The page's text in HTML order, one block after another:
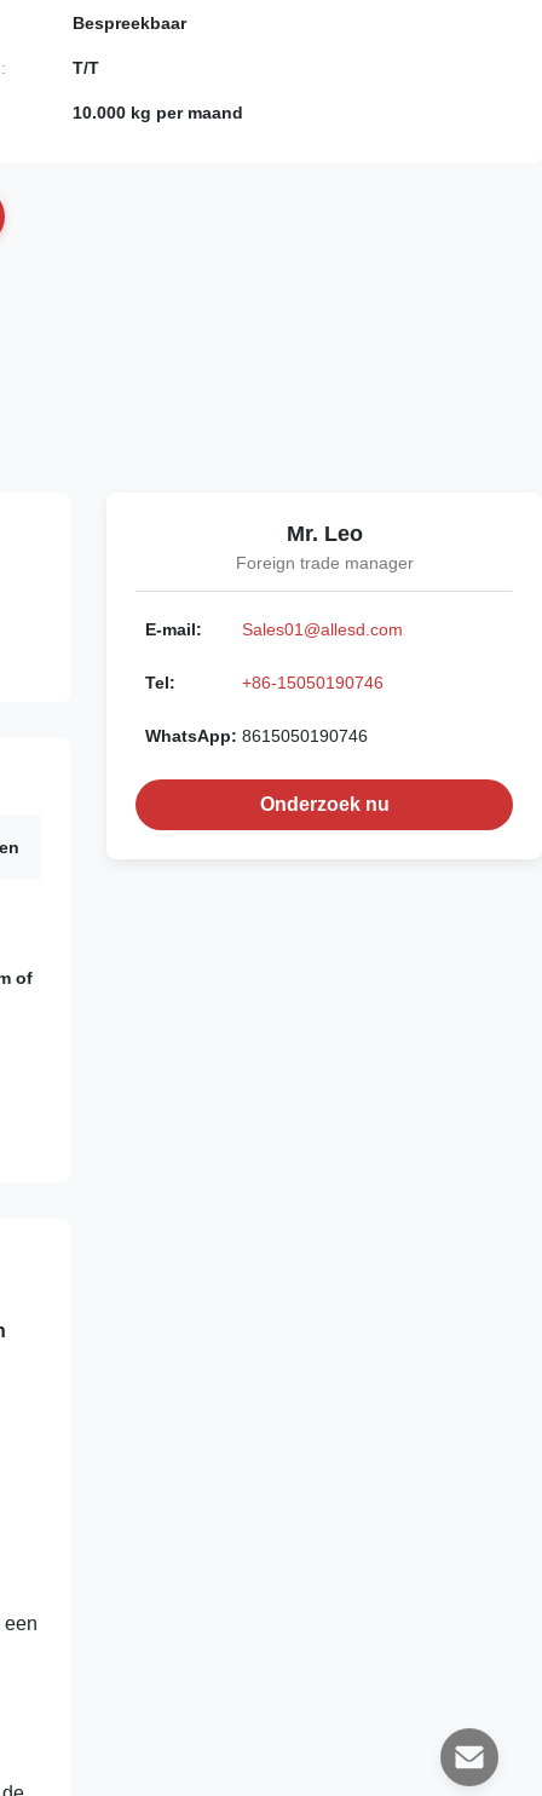
Bespreekbaar
T/T
10.000 kg per maand
of
een
Mr. Leo
Foreign trade manager
E-mail: Sales01@allesd.com
Tel: +86-15050190746
WhatsApp: 8615050190746
Onderzoek nu